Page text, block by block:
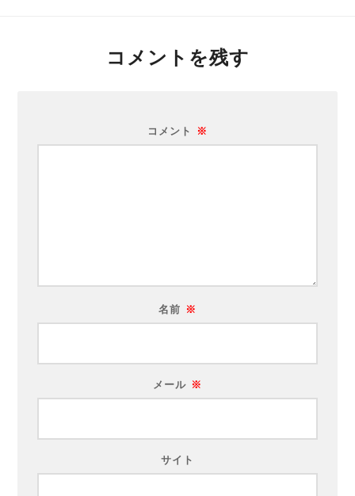
コメントを残す
コメント ※
名前 ※
メール ※
サイト